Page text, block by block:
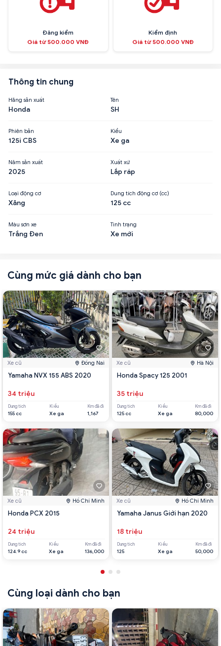
Đăng kiểm
Giá từ 500.000 VNĐ
Kiểm định
Giá từ 500.000 VNĐ
Thông tin chung
Hãng sản xuất
Honda
Tên
SH
Phiên bản
125i CBS
Kiểu
Xe ga
Năm sản xuất
2025
Xuất xứ
Lắp ráp
Loại động cơ
Xăng
Dung tích động cơ (cc)
125 cc
Màu sơn xe
Trắng Đen
Tình trạng
Xe mới
Cùng mức giá dành cho bạn
Xe cũ Đồng Nai
Yamaha NVX 155 ABS 2020
34 triệu
Dung tích
155 cc
Kiểu
Xe ga
Km đã đi
1,167
Xe cũ Hồ Chí Minh
Honda PCX 2015
24 triệu
Dung tích
124.9 cc
Kiểu
Xe ga
Km đã đi
136,000
Xe cũ Hà Nội
Honda Spacy 125 2001
35 triệu
Dung tích
125 cc
Kiểu
Xe ga
Km đã đi
80,000
Xe cũ Hồ Chí Minh
Yamaha Janus Giới hạn 2020
18 triệu
Dung tích
125
Kiểu
Xe ga
Km đã đi
50,000
Cùng loại dành cho bạn